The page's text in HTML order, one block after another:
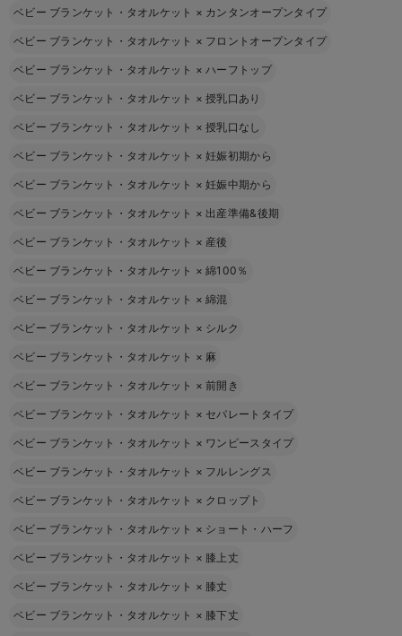
ベビー ブランケット・タオルケット × カンタンオープンタイプ
ベビー ブランケット・タオルケット × フロントオープンタイプ
ベビー ブランケット・タオルケット ×ハーフトップ
ベビー ブランケット・タオルケット ×授乳口あり
ベビー ブランケット・タオルケット ×授乳口なし
ベビー ブランケット・タオルケット ×妊娠初期から
ベビー ブランケット・タオルケット ×妊娠中期から
ベビー ブランケット・タオルケット × 出産準備&後期
ベビー ブランケット・タオルケット × 産後
ベビー ブランケット・タオルケット ×綿100％
ベビー ブランケット・タオルケット ×綿混
ベビー ブランケット・タオルケット × シルク
ベビー ブランケット・タオルケット × 麻
ベビー ブランケット・タオルケット ×前開き
ベビー ブランケット・タオルケット × セパレートタイプ
ベビー ブランケット・タオルケット × ワンピースタイプ
ベビー ブランケット・タオルケット × フルレングス
ベビー ブランケット・タオルケット × クロップト
ベビー ブランケット・タオルケット × ショート・ハーフ
ベビー ブランケット・タオルケット × 膝上丈
ベビー ブランケット・タオルケット × 膝丈
ベビー ブランケット・タオルケット × 膝下丈